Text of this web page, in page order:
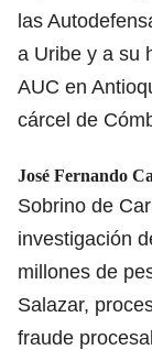
las
a Uribe y a su
AUC en
cárcel de
José Fernando
Sobrino de
investigación
millones de
Salazar,
fraude